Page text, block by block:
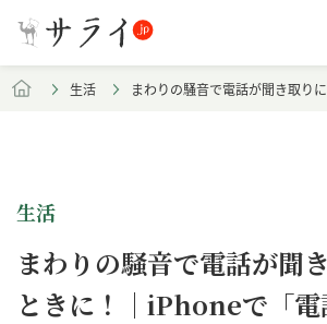
生活 まわりの騒音で電話が聞き取り
生活
まわりの騒音で電話が聞
ときに！｜iPhoneで「電